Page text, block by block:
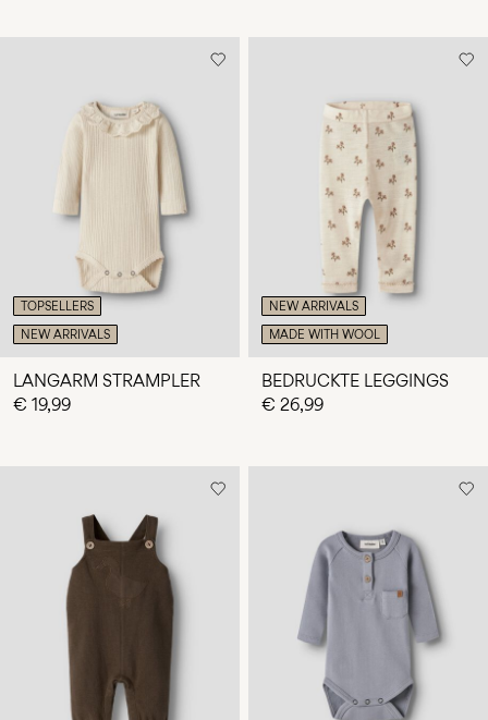
TOPSELLERS
NEW ARRIVALS
LANGARM STRAMPLER
€ 19,99
NEW ARRIVALS
MADE WITH WOOL
BEDRUCKTE LEGGINGS
€ 26,99